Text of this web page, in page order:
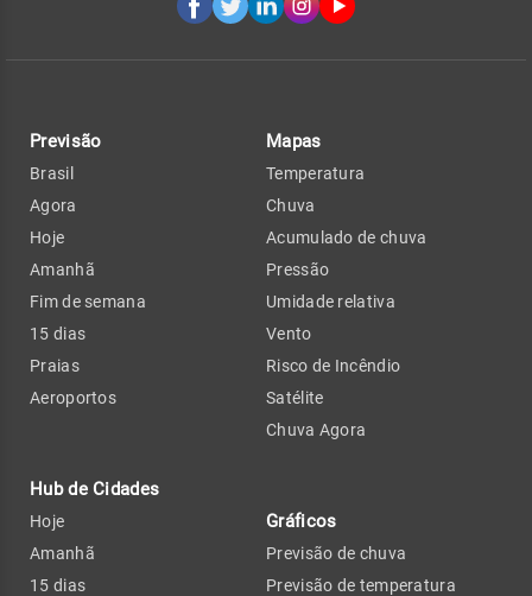
Previsão
Brasil
Agora
Hoje
Amanhã
Fim de semana
15 dias
Praias
Aeroportos
Hub de Cidades
Hoje
Amanhã
15 dias
Mapas
Temperatura
Chuva
Acumulado de chuva
Pressão
Umidade relativa
Vento
Risco de Incêndio
Satélite
Chuva Agora
Gráficos
Previsão de chuva
Previsão de temperatura